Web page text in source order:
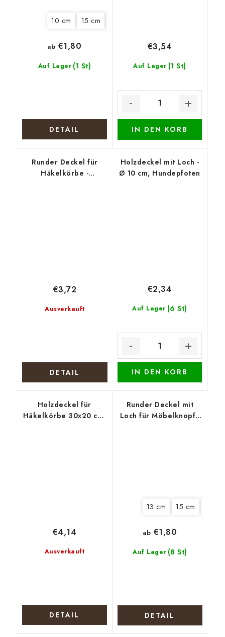
10 cm 15 cm
Auf Lager (1 St)
ab €1,80
DETAIL
Auf Lager (1 St)
€3,54
IN DEN KORB
Runder Deckel für
Häkelkörbe -
Ausverkauft
€3,72
DETAIL
Holzdeckel mit Loch -
Ø 10 cm, Hundepfoten
Auf Lager (6 St)
€2,34
IN DEN KORB
Holzdeckel für
Häkelkörbe 30x20 cm,
Ausverkauft
€4,14
DETAIL
Runder Deckel mit
Loch für Möbelknopf -
13 cm 15 cm
Auf Lager (8 St)
ab €1,80
DETAIL